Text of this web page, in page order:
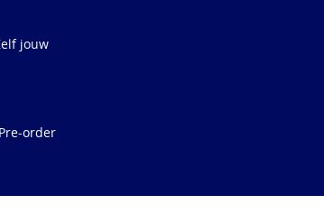
jouw
order